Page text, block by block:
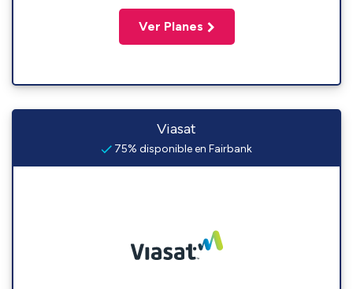
Ver Planes
Viasat
75% disponible en Fairbank